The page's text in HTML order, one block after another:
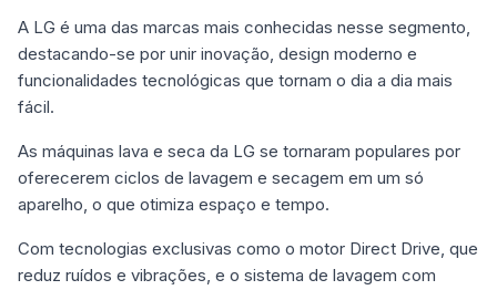
A LG é uma das marcas mais conhecidas nesse segmento,
destacando-se por unir inovação, design moderno e
funcionalidades tecnológicas que tornam o dia a dia mais
fácil.
As máquinas lava e seca da LG se tornaram populares por
oferecerem ciclos de lavagem e secagem em um só
aparelho, o que otimiza espaço e tempo.
Com tecnologias exclusivas como o motor Direct Drive, que
reduz ruídos e vibrações, e o sistema de lavagem com